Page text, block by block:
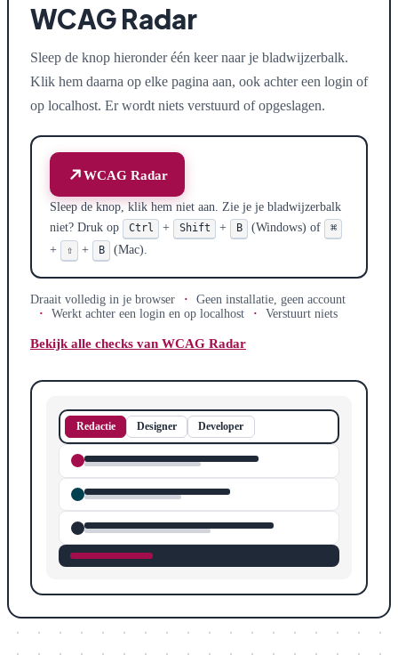
WCAG Radar
Sleep de knop hieronder één keer naar je bladwijzerbalk.
Klik hem daarna op elke pagina aan, ook achter een login of
op localhost. Er wordt niets verstuurd of opgeslagen.
WCAG Radar
Sleep de knop, klik hem niet aan. Zie je je bladwijzerbalk
niet? Druk op
Ctrl + Shift + B (Windows) of ⌘
+ ⇧ + B (Mac).
Draait volledig in je browser
Geen installatie, geen account
Werkt achter een login en op localhost
Verstuurt niets
Bekijk alle checks van WCAG Radar
Redactie Designer Developer